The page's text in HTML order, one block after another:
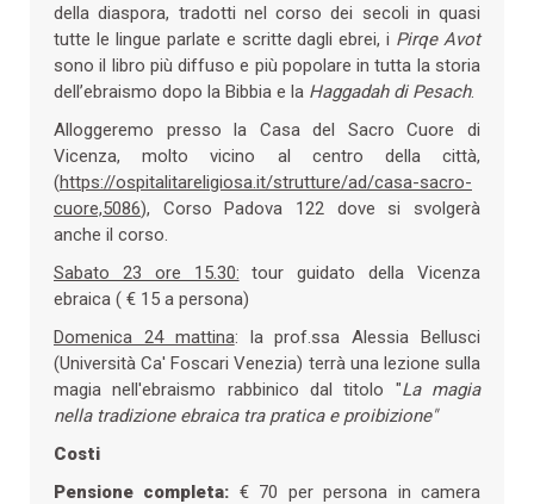
della diaspora, tradotti nel corso dei secoli in quasi
tutte le lingue parlate e scritte dagli ebrei, i Pirqe Avot
sono il libro più diffuso e più popolare in tutta la storia
dell’ebraismo dopo la Bibbia e la Haggadah di Pesach.
Alloggeremo presso la Casa del Sacro Cuore di
Vicenza, molto vicino al centro della città,
(https://ospitalitareligiosa.it/strutture/ad/casa-sacro-
cuore,5086), Corso Padova 122 dove si svolgerà
anche il corso.
Sabato 23 ore 15.30: tour guidato della Vicenza
ebraica ( € 15 a persona)
Domenica 24 mattina: la prof.ssa Alessia Bellusci
(Università Ca' Foscari Venezia) terrà una lezione sulla
magia nell'ebraismo rabbinico dal titolo "La magia
nella tradizione ebraica tra pratica e proibizione"
Costi
Pensione completa: € 70 per persona in camera